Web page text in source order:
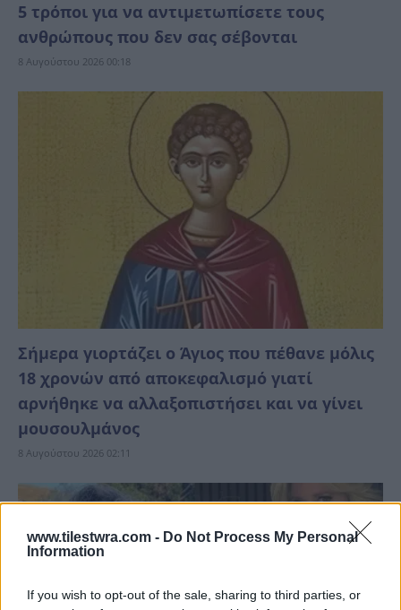
www.tilestwra.com - Do Not Process My Personal
Information
If you wish to opt-out of the sale, sharing to third parties, or
5 τρόποι για να αντιμετωπίσετε τους
ανθρώπους που δεν σας σέβονται
8 Αυγούστου 2026 00:18
Σήμερα γιορτάζει ο Άγιος που πέθανε μόλις
18 χρονών από αποκεφαλισμό γιατί
αρνήθηκε να αλλαξοπιστήσει και να γίνει
μουσουλμάνος
8 Αυγούστου 2026 02:11